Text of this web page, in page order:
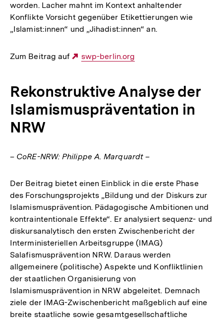
worden. Lacher mahnt im Kontext anhaltender
Konflikte Vorsicht gegenüber Etikettierungen wie
„Islamist:innen“ und „Jihadist:innen“ an.
Zum Beitrag auf
Externer
swp-berlin.org
Rekonstruktive Analyse der
Islamismuspräventation in
NRW
– CoRE-NRW: Philippe A. Marquardt –
Der Beitrag bietet einen Einblick in die erste Phase
des Forschungsprojekts „Bildung und der Diskurs zur
Islamismusprävention. Pädagogische Ambitionen und
kontraintentionale Effekte“. Er analysiert sequenz- und
diskursanalytisch den ersten Zwischenbericht der
Interministeriellen Arbeitsgruppe (IMAG)
Salafismusprävention NRW. Daraus werden
allgemeinere (politische) Aspekte und Konfliktlinien
der staatlichen Organisierung von
Islamismusprävention in NRW abgeleitet. Demnach
ziele der IMAG-Zwischenbericht maßgeblich auf eine
breite staatliche sowie gesamtgesellschaftliche